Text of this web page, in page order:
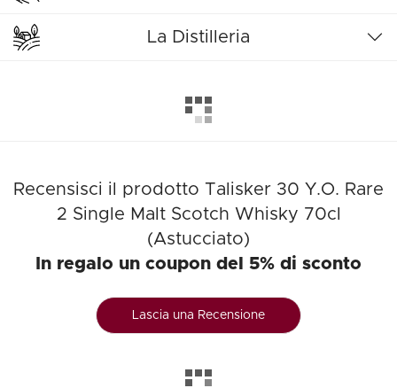
La Distilleria
Recensisci il prodotto Talisker 30 Y.O. Rare
2 Single Malt Scotch Whisky 70cl
(Astucciato)
In regalo un coupon del 5% di sconto
Lascia una Recensione